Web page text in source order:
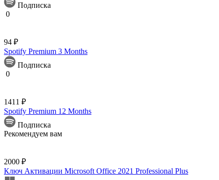
Подписка
0
94 ₽
Spotify Premium 3 Months
Подписка
0
1411 ₽
Spotify Premium 12 Months
Подписка
Рекомендуем вам
2000 ₽
Ключ Активации Microsoft Office 2021 Professional Plus